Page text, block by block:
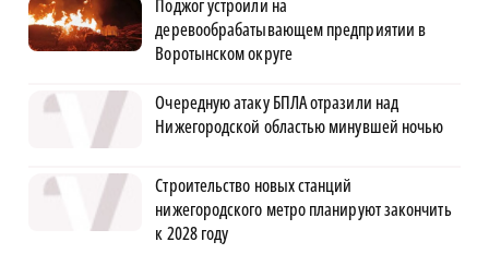
Поджог устроили на
деревообрабатывающем предприятии в
Воротынском округе
Очередную атаку БПЛА отразили над
Нижегородской областью минувшей ночью
Строительство новых станций
нижегородского метро планируют закончить
к 2028 году